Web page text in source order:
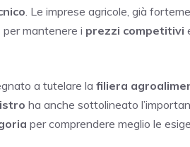
. Le imprese agricole, già
per mantenere i prezzi competitivi
a tutelare la filiera
ha anche sottolineato
per comprendere meglio le